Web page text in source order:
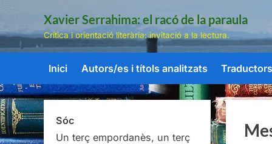
Skip
content
Xavier Serrahima: el racó de la paraula
Crítica i orientació literària: invitació a la lectura.
Inici Autors/es i títols analitzats
Sóc
Un terç empordanès, un terç